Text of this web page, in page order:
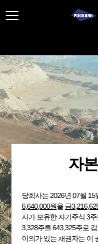
자
당회사는 2026년 07월
6,640,000원을금
사가 보유한 자기주식 3
3,328주를 643,325주로
이의가 있는 채권자는 이